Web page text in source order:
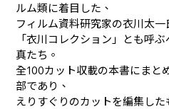
ルム類に着目した、
フィルム資料研究家の衣川太
「衣川コレクション」とも呼
真たち。
全100カット収載の本書にまと
部であり、
えりすぐりのカットを編集した